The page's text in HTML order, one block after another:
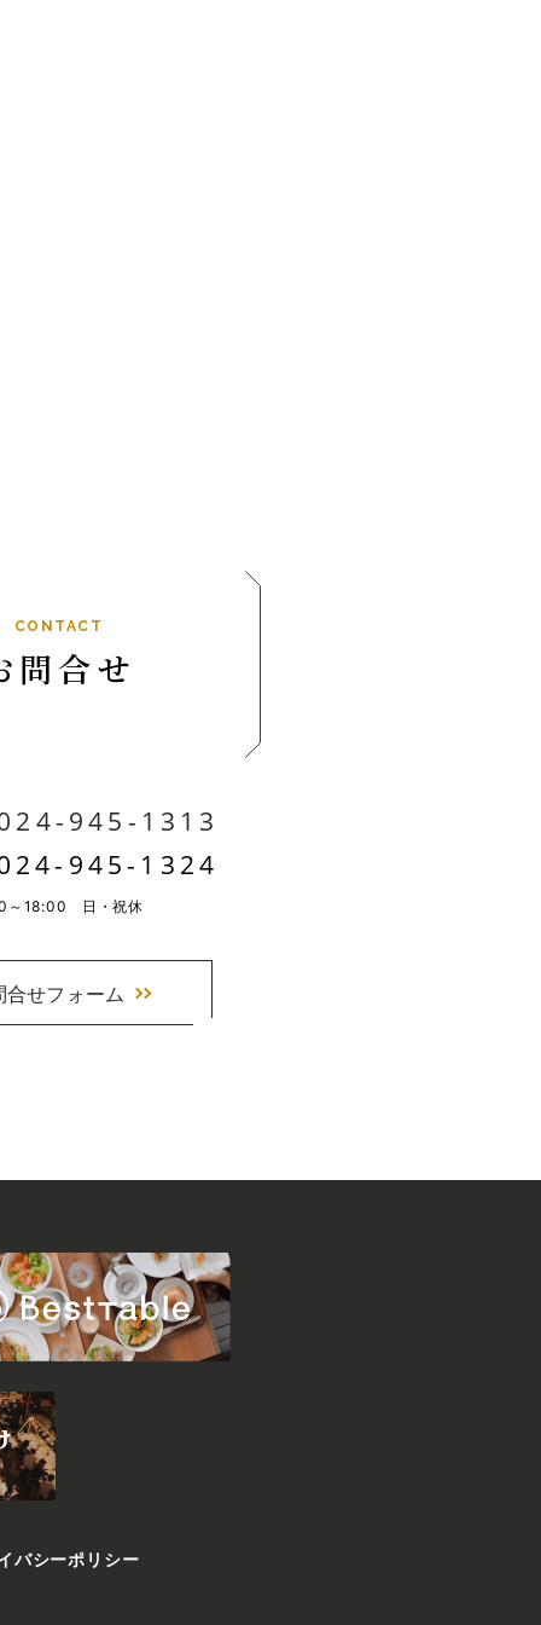
CONTACT
問合せ
945-1313
945-1324
～18:00 日・祝休
合せフォーム
バシーポリシー